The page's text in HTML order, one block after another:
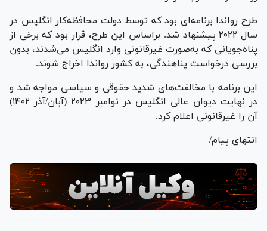
طرح رواندا برنامه‌ای بود که توسط دولت محافظه‌کار انگلیس در
سال ۲۰۲۲ پیشنهاد شد. براساس این طرح، قرار بود که برخی از
پناه‌جویانی که به‌صورت غیرقانونی وارد انگلیس می‌شدند، بدون
بررسی درخواست پناهندگی، به کشور رواندا اخراج شوند.
این برنامه با مخالفت‌های شدید حقوقی و سیاسی مواجه شد و
در نهایت دیوان عالی انگلیس در نوامبر ۲۰۲۳ (آبان/آذر ۱۴۰۲)
آن را غیرقانونی اعلام کرد.
انتهای پیام/